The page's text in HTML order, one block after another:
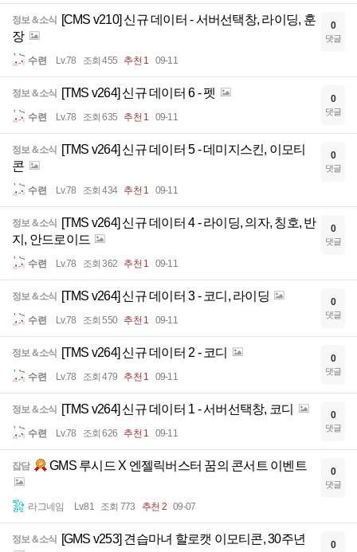
정보＆소식
[CMS v210] 신규 데이터 - 서버선택창, 라이딩, 훈
장
수련 Lv.78 조회 455 추천 1 09-11
0
댓글
정보＆소식 [TMS v264] 신규 데이터 6 - 펫
수련 Lv.78 조회 635 추천 1 09-11
0
댓글
정보＆소식
[TMS v264] 신규 데이터 5 - 데미지스킨, 이모티
콘
수련 Lv.78 조회 434 추천 1 09-11
0
댓글
정보＆소식
[TMS v264] 신규 데이터 4 - 라이딩, 의자, 칭호, 반
지, 안드로이드
수련 Lv.78 조회 362 추천 1 09-11
0
댓글
정보＆소식 [TMS v264] 신규 데이터 3 - 코디, 라이딩
수련 Lv.78 조회 550 추천 1 09-11
0
댓글
정보＆소식 [TMS v264] 신규 데이터 2 - 코디
수련 Lv.78 조회 479 추천 1 09-11
0
댓글
정보＆소식 [TMS v264] 신규 데이터 1 - 서버선택창, 코디
수련 Lv.78 조회 626 추천 1 09-11
0
댓글
잡담 GMS 루시드 X 엔젤릭버스터 꿈의 콘서트 이벤트
라그네임 Lv.81 조회 773 추천 2 09-07
0
댓글
정보＆소식 [GMS v253] 견습마녀 할로캣 이모티콘, 30주년 0